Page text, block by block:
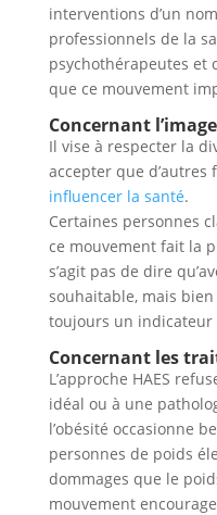
interventions d’un
professionnels de la
psychothérapeutes et
que ce mouvement
Concernant
Il vise à respecter la
accepter que d’autres
influencer la santé.
Certaines personnes
ce mouvement fait la
s’agit pas de dire
souhaitable, mais bien
toujours un indicateur
Concernant les
L’approche HAES
idéal ou à une
l’obésité occasionne
personnes de poids
dommages que le
mouvement